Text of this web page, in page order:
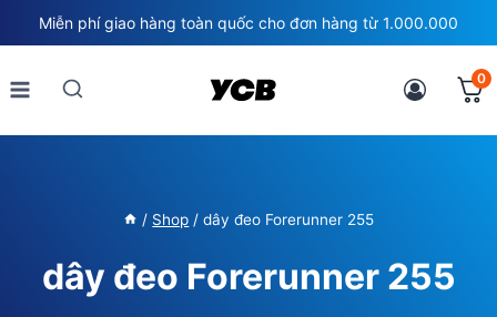
to
content
Miễn phí giao hàng toàn quốc cho đơn hàng từ 1.000.000
0
/ Shop / dây đeo Forerunner 255
dây đeo Forerunner 255